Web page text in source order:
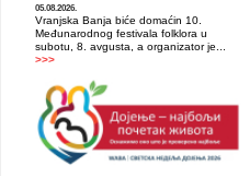
05.08.2026.
Vranjska Banja biće domaćin 10.
Međunarodnog festivala folklora u
subotu, 8. avgusta, a organizator je...
>>>